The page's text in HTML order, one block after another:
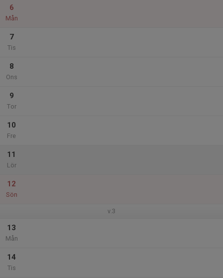
6
Mån
7
Tis
8
Ons
9
Tor
10
Fre
11
Lör
12
Sön
v.3
13
Mån
14
Tis